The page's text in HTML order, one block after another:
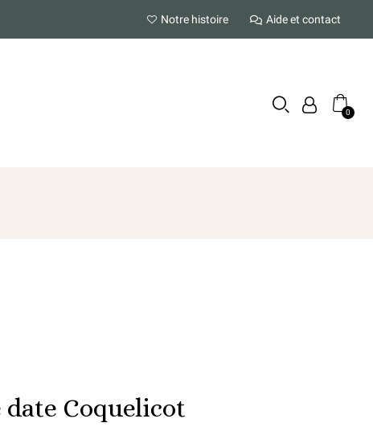
Notre histoire Aide et contact
date Coquelicot